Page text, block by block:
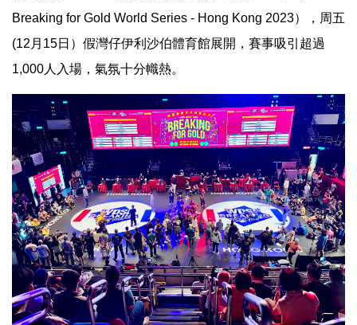
Breaking for Gold World Series - Hong Kong 2023），周五
(12月15日）假灣仔伊利沙伯體育館展開，賽事吸引超過
1,000人入場，氣氛十分幟熱。